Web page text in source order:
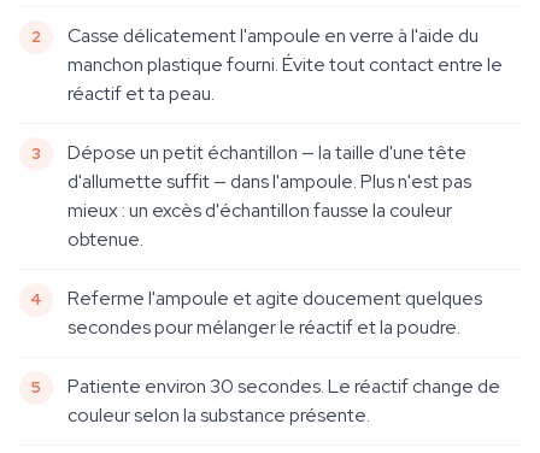
Casse délicatement l'ampoule en verre à l'aide du
manchon plastique fourni. Évite tout contact entre le
réactif et ta peau.
Dépose un petit échantillon — la taille d'une tête
d'allumette suffit — dans l'ampoule. Plus n'est pas
mieux : un excès d'échantillon fausse la couleur
obtenue.
Referme l'ampoule et agite doucement quelques
secondes pour mélanger le réactif et la poudre.
Patiente environ 30 secondes. Le réactif change de
couleur selon la substance présente.